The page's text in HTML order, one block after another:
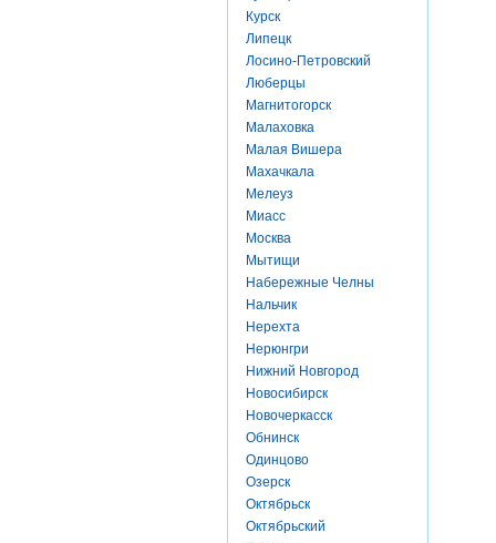
Курск
Липецк
Лосино-Петровский
Люберцы
Магнитогорск
Малаховка
Малая Вишера
Махачкала
Мелеуз
Миасс
Москва
Мытищи
Набережные Челны
Нальчик
Нерехта
Нерюнгри
Нижний Новгород
Новосибирск
Новочеркасск
Обнинск
Одинцово
Озерск
Октябрьск
Октябрьский